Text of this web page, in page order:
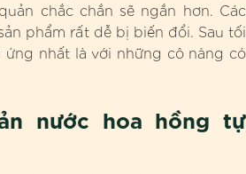
chắc chắn sẽ ngắn hơn. Các
phẩm rất dễ bị biến đổi. Sau tối
ứng nhất là với những cô nàng có
nước hoa hồng tự